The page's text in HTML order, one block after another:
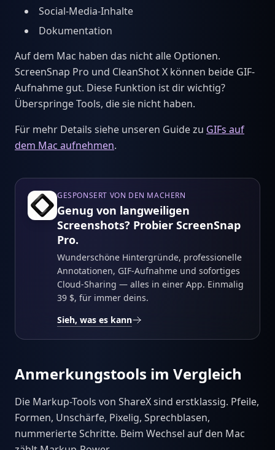
Social-Media-Inhalte
Dokumentation
Auf dem Mac haben das nicht alle Optionen.
ScreenSnap Pro und CleanShot X können beide GIF-
Aufnahme gut. Diese Funktion ist dir wichtig?
Überspringe Tools, die sie nicht haben.
Für mehr Details siehe unseren Guide zu GIFs auf
dem Mac aufnehmen.
GESPONSERT VON DEN MACHERN
Genug von langweiligen
Screenshots? Probier ScreenSnap
Pro.
Wunderschöne Hintergründe, professionelle
Annotationen, GIF-Aufnahme und sofortiges
Cloud-Sharing — alles in einer App. Einmalig
39 $, für immer deins.
Sieh, was es kann
Anmerkungstools im Vergleich
Die Markup-Tools von ShareX sind erstklassig. Pfeile,
Formen, Unschärfe, Pixelig, Sprechblasen,
nummerierte Schritte. Beim Wechsel auf den Mac